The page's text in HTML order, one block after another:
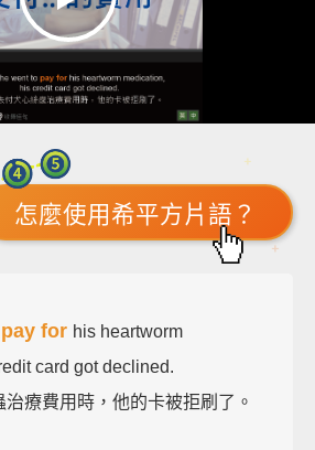
怎麼使用希平方片語？
pay for his heartworm
card got declined.
療費用時，他的卡被拒刷了。